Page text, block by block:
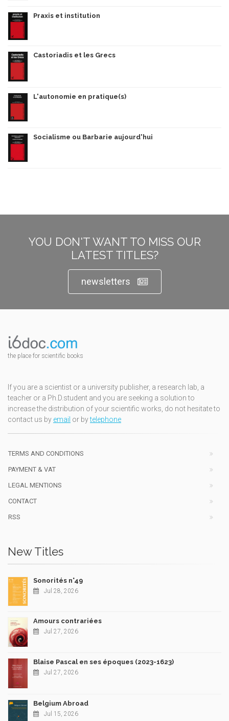
Praxis et institution
Castoriadis et les Grecs
L'autonomie en pratique(s)
Socialisme ou Barbarie aujourd'hui
YOU DON'T WANT TO MISS OUR
LATEST TITLES?
newsletters
the place for scientific books
If you are a scientist or a university publisher, a research lab, a
teacher or a Ph.D.student and you are seeking a solution to
increase the distribution of your scientific works, do not hesitate to
contact us by email or bytelephone
TERMS AND CONDITIONS
PAYMENT & VAT
LEGAL MENTIONS
CONTACT
RSS
New Titles
Sonorités n°49
Jul 28, 2026
Amours contrariées
Jul 27, 2026
Blaise Pascal en ses époques (2023-1623)
Jul 27, 2026
Belgium Abroad
Jul 15, 2026